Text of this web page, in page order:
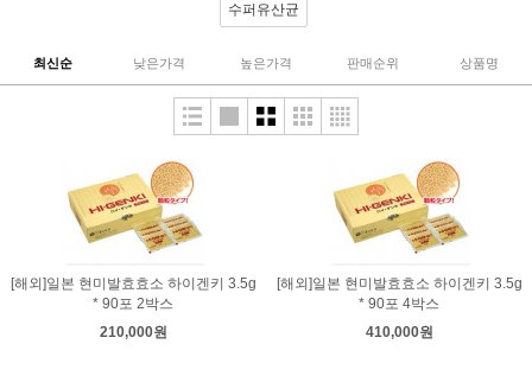
수퍼유산균
최신순 낮은가격 높은가격 판매순위 상품명
[해외]일본 현미발효효소 하이겐키 3.5g
* 90포 2박스
210,000원
[해외]일본 현미발효효소 하이겐키 3.5g
* 90포 4박스
410,000원